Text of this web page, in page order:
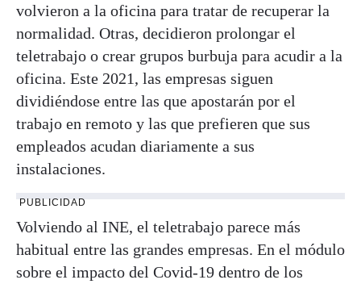
volvieron a la oficina para tratar de recuperar la
normalidad. Otras, decidieron prolongar el
teletrabajo o crear grupos burbuja para acudir a la
oficina. Este 2021, las empresas siguen
dividiéndose entre las que apostarán por el
trabajo en remoto y las que prefieren que sus
empleados acudan diariamente a sus
instalaciones.
PUBLICIDAD
Volviendo al INE, el teletrabajo parece más
habitual entre las grandes empresas. En el módulo
sobre el impacto del Covid-19 dentro de los